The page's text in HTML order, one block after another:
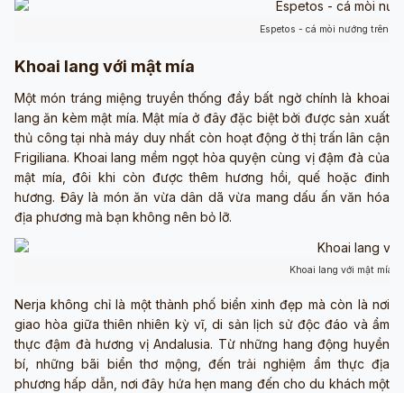
Espetos - cá mòi nướng trên
Khoai lang với mật mía
Một món tráng miệng truyền thống đầy bất ngờ chính là khoai
lang ăn kèm mật mía. Mật mía ở đây đặc biệt bởi được sản xuất
thủ công tại nhà máy duy nhất còn hoạt động ở thị trấn lân cận
Frigiliana. Khoai lang mềm ngọt hòa quyện cùng vị đậm đà của
mật mía, đôi khi còn được thêm hương hồi, quế hoặc đinh
hương. Đây là món ăn vừa dân dã vừa mang dấu ấn văn hóa
địa phương mà bạn không nên bỏ lỡ.
Khoai lang với mật mía
Nerja không chỉ là một thành phố biển xinh đẹp mà còn là nơi
giao hòa giữa thiên nhiên kỳ vĩ, di sản lịch sử độc đáo và ẩm
thực đậm đà hương vị Andalusia. Từ những hang động huyền
bí, những bãi biển thơ mộng, đến trải nghiệm ẩm thực địa
phương hấp dẫn, nơi đây hứa hẹn mang đến cho du khách một